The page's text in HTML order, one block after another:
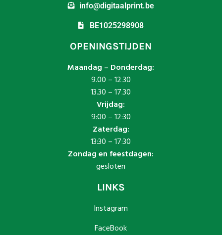
info@digitaalprint.be
BE1025298908
OPENINGSTIJDEN
Maandag – Donderdag:
9.00 – 12.30
13.30 – 17.30
Vrijdag:
9:00 – 12:30
Zaterdag:
13:30 – 17:30
Zondag en feestdagen:
gesloten
LINKS
Instagram
FaceBook